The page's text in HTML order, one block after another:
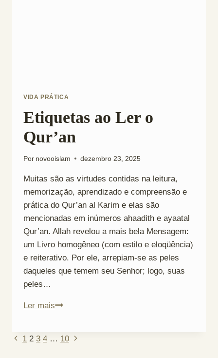
VIDA PRÁTICA
Etiquetas ao Ler o
Qur’an
Por novooislam dezembro 23, 2025
Muitas são as virtudes contidas na leitura,
memorização, aprendizado e compreensão e
prática do Qur’an al Karim e elas são
mencionadas em inúmeros ahaadith e ayaatal
Qur’an. Allah revelou a mais bela Mensagem:
um Livro homogêneo (com estilo e eloqüência)
e reiterativo. Por ele, arrepiam-se as peles
daqueles que temem seu Senhor; logo, suas
peles…
Ler maisEtiquetas
o
Navegação
Página
1 2 3 4 … 10 Página